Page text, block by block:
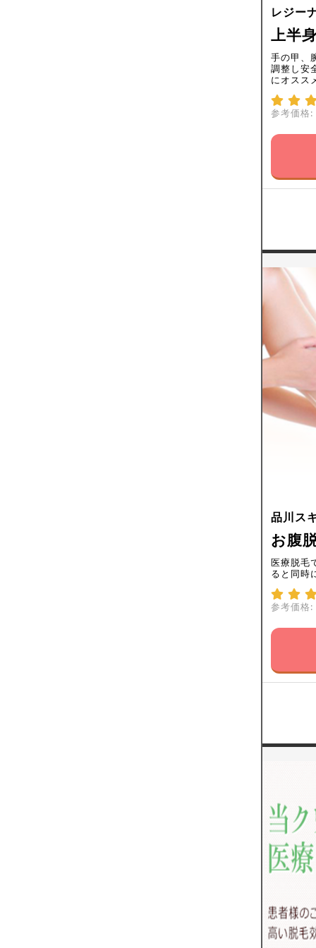
レジー
上半
手の甲、
調整し安
にオスス
参考価格:
品川ス
お腹
医療脱毛
ると同時
参考価格: